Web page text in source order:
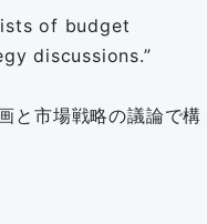
of budget
discussions.”
と市場戦略の議論で構